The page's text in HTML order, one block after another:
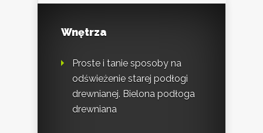
Wnętrza
Proste i tanie sposoby na
odświeżenie starej podłogi
drewnianej. Bielona podłoga
drewniana